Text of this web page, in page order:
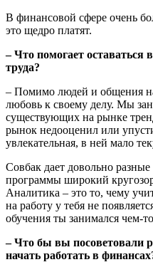
В финансовой сфере очень
это щедро платят.
– Что помогает
труда?
– Помимо людей и общения
любовь к своему делу. Мы
существующих на рынке
рынок недооценил или
увлекательная, в ней мало
Совбак дает довольно
программы широкий
Аналитика – это то, чему
на работу у тебя не
обучения ты занимался чем-
– Что бы вы посоветовали
начать работать в